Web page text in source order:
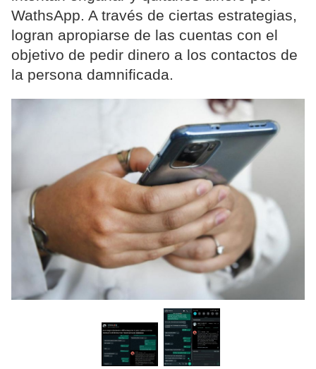
WathsApp. A través de ciertas estrategias,
logran apropiarse de las cuentas con el
objetivo de pedir dinero a los contactos de
la persona damnificada.